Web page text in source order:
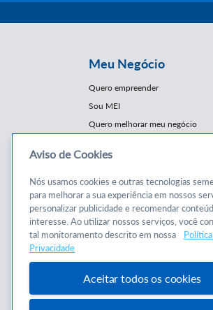
Meu Negócio
Quero empreender
Sou MEI
Quero melhorar meu negócio
Cursos e
Conteúdos
Cursos
Consultorias
Programas
Aviso de Cookies
Nós usamos cookies e outras tecnologias
para melhorar a sua experiência em nossos
personalizar publicidade e recomendar
interesse. Ao utilizar nossos serviços, você
tal monitoramento descrito em nossa
Privacidade
Aceitar todos os cookies